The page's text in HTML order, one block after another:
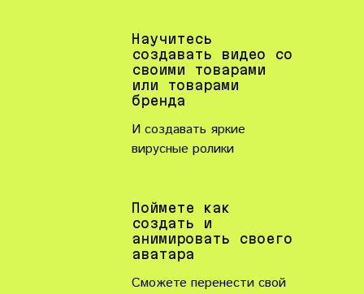
Научитесь
создавать видео со
своими товарами
или товарами
бренда
И создавать яркие
вирусные ролики
Поймете как
создать и
анимировать своего
аватара
Сможете перенести свой